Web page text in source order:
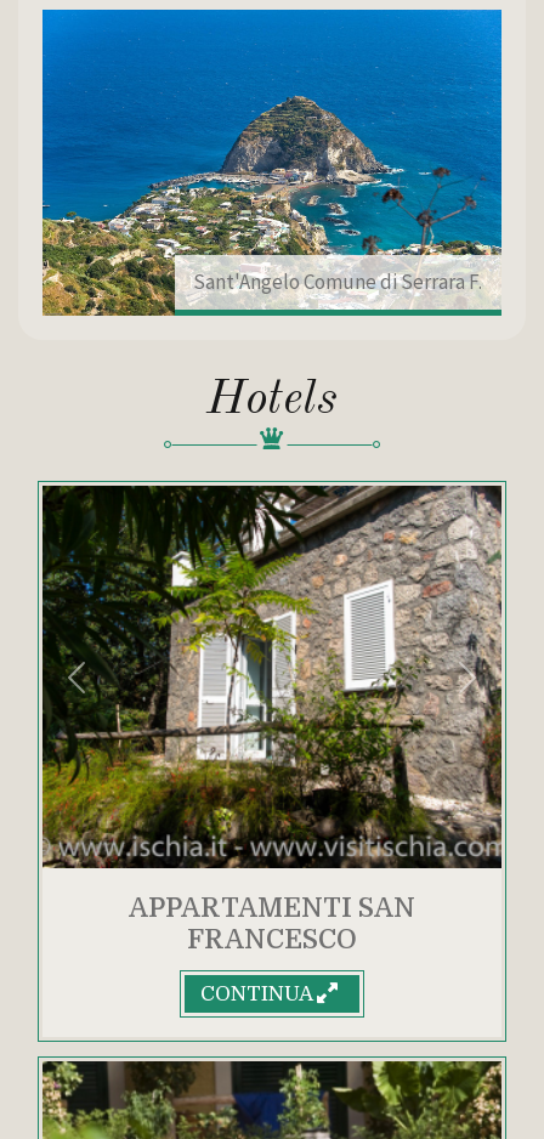
Sant'Angelo Comune di Serrara F.
Hotels
Indietro Avanti
APPARTAMENTI SAN
FRANCESCO
CONTINUA